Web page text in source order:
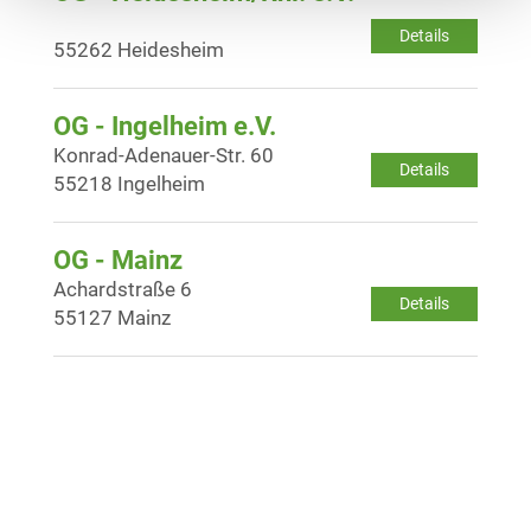
Details
55262 Heidesheim
OG - Ingelheim e.V.
Details
Konrad-Adenauer-Str. 60
55218 Ingelheim
OG - Mainz
Details
Achardstraße 6
55127 Mainz